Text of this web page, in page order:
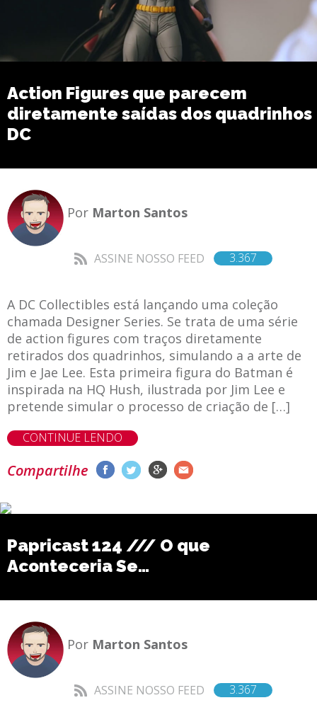
Action Figures que parecem
diretamente saídas dos quadrinhos
DC
Por Marton Santos
ASSINE NOSSO FEED 3.367
A DC Collectibles está lançando uma coleção
chamada Designer Series. Se trata de uma série
de action figures com traços diretamente
retirados dos quadrinhos, simulando a a arte de
Jim e Jae Lee. Esta primeira figura do Batman é
inspirada na HQ Hush, ilustrada por Jim Lee e
pretende simular o processo de criação de […]
CONTINUE LENDO
Compartilhe
Papricast 124 /// O que
Aconteceria Se…
Por Marton Santos
ASSINE NOSSO FEED 3.367